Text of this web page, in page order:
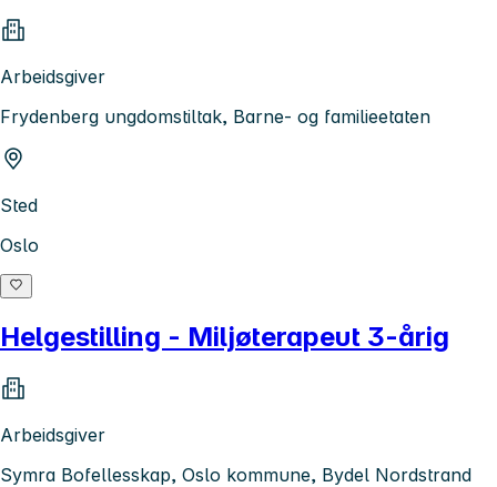
Arbeidsgiver
Frydenberg ungdomstiltak, Barne- og familieetaten
Sted
Oslo
Helgestilling - Miljøterapeut 3-årig
Arbeidsgiver
Symra Bofellesskap, Oslo kommune, Bydel Nordstrand